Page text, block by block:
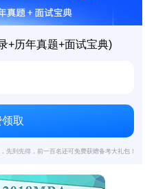
+历年真题+面试宝典)
先到先得，前一百名还可免费获赠备考大礼包！